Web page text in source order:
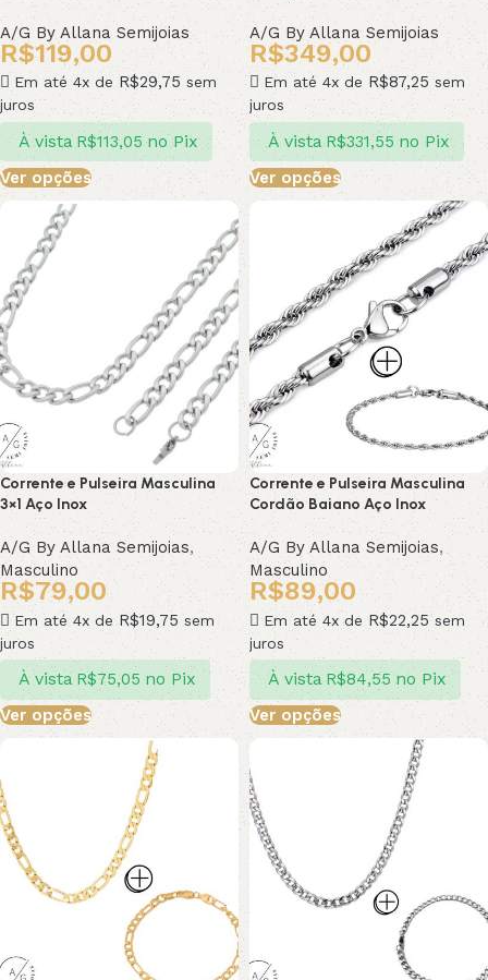
A/G By Allana Semijoias
R$119,00
Em até 4x de R$29,75 sem
juros
À vista R$113,05 no Pix
Ver opções
A/G By Allana Semijoias
R$349,00
Em até 4x de R$87,25 sem
juros
À vista R$331,55 no Pix
Ver opções
Corrente e Pulseira Masculina
3×1 Aço Inox
A/G By Allana Semijoias,
Masculino
R$79,00
Em até 4x de R$19,75 sem
juros
À vista R$75,05 no Pix
Ver opções
Corrente e Pulseira Masculina
Cordão Baiano Aço Inox
A/G By Allana Semijoias,
Masculino
R$89,00
Em até 4x de R$22,25sem
juros
À vista R$84,55 no Pix
Ver opções